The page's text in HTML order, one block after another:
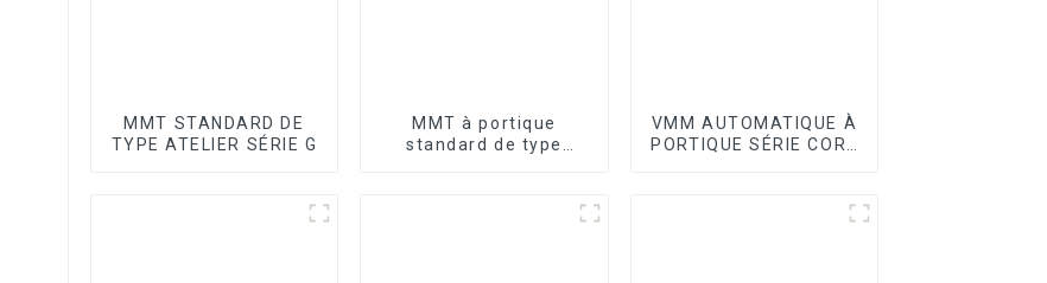
MMT STANDARD DE
TYPE ATELIER SÉRIE G
MMT à portique
standard de type
VMM AUTOMATIQUE À
PORTIQUE SÉRIE CORE